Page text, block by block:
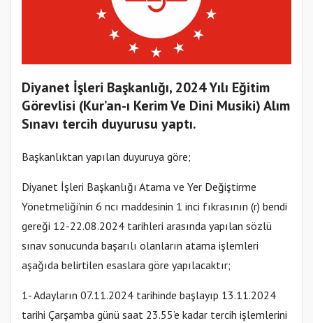
Diyanet İşleri Başkanlığı, ​​2024 Yılı Eğitim
Görevlisi (Kur’an-ı Kerim Ve Dini Musiki) Alım
Sınavı tercih duyurusu yaptı.
Başkanlıktan yapılan duyuruya göre;
Diyanet İşleri Başkanlığı Atama ve Yer Değiştirme
Yönetmeliği’nin 6 ncı maddesinin 1 inci fıkrasının (r) bendi
gereği 12-22.08.2024 tarihleri arasında yapılan sözlü
sınav sonucunda başarılı olanların atama işlemleri
aşağıda belirtilen esaslara göre yapılacaktır;
1- Adayların 07.11.2024 tarihinde başlayıp 13.11.2024
tarihi Çarşamba günü saat 23.55’e kadar tercih işlemlerini